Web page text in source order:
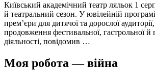
Київський академічний театр ляльок 1
й театральний сезон. У ювілейній
прем’єри для дитячої та дорослої
продовження фестивальної, гастрольної й
діяльності, повідомив …
Моя робота — війна